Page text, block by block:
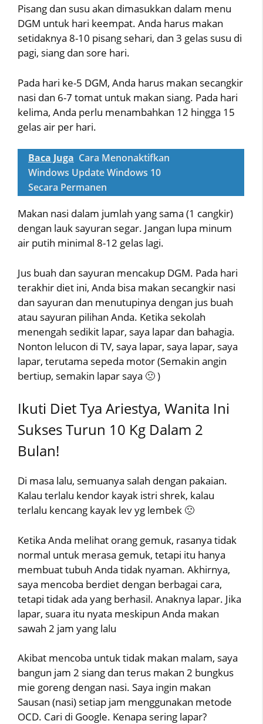
Pisang dan susu akan dimasukkan dalam menu
DGM untuk hari keempat. Anda harus makan
setidaknya 8-10 pisang sehari, dan 3 gelas susu di
pagi, siang dan sore hari.
Pada hari ke-5 DGM, Anda harus makan secangkir
nasi dan 6-7 tomat untuk makan siang. Pada hari
kelima, Anda perlu menambahkan 12 hingga 15
gelas air per hari.
Baca Juga Cara Menonaktifkan
Windows Update Windows 10
Secara Permanen
Makan nasi dalam jumlah yang sama (1 cangkir)
dengan lauk sayuran segar. Jangan lupa minum
air putih minimal 8-12 gelas lagi.
Jus buah dan sayuran mencakup DGM. Pada hari
terakhir diet ini, Anda bisa makan secangkir nasi
dan sayuran dan menutupinya dengan jus buah
atau sayuran pilihan Anda. Ketika sekolah
menengah sedikit lapar, saya lapar dan bahagia.
Nonton lelucon di TV, saya lapar, saya lapar, saya
lapar, terutama sepeda motor (Semakin angin
bertiup, semakin lapar saya 🙁 )
Ikuti Diet Tya Ariestya, Wanita Ini
Sukses Turun 10 Kg Dalam 2
Bulan!
Di masa lalu, semuanya salah dengan pakaian.
Kalau terlalu kendor kayak istri shrek, kalau
terlalu kencang kayak lev yg lembek 🙁
Ketika Anda melihat orang gemuk, rasanya tidak
normal untuk merasa gemuk, tetapi itu hanya
membuat tubuh Anda tidak nyaman. Akhirnya,
saya mencoba berdiet dengan berbagai cara,
tetapi tidak ada yang berhasil. Anaknya lapar. Jika
lapar, suara itu nyata meskipun Anda makan
sawah 2 jam yang lalu
Akibat mencoba untuk tidak makan malam, saya
bangun jam 2 siang dan terus makan 2 bungkus
mie goreng dengan nasi. Saya ingin makan
Sausan (nasi) setiap jam menggunakan metode
OCD. Cari di Google. Kenapa sering lapar?